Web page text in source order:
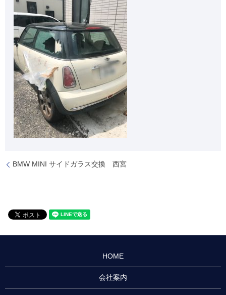
BMW MINI サイドガラス交換 西宮
HOME
会社案内